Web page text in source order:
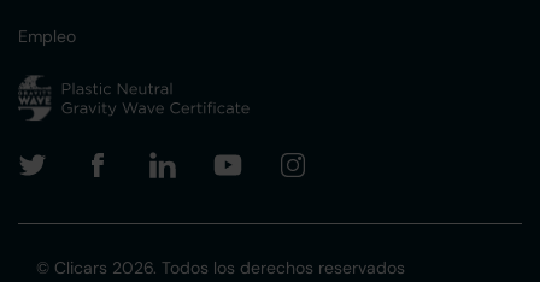
Empleo
© Clicars 2026. Todos los derechos reservados